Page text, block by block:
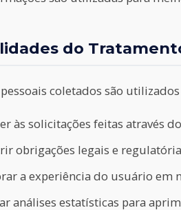
do
coletados são
às solicitações feitas através
obrigações legais e
a experiência do usuário em
análises estatísticas para